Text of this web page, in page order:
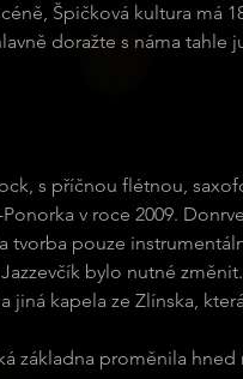
Špičková kultura má
doražte s náma
s příčnou flétnou,
v roce 2009.
tvorba pouze
bylo nutné
jiná kapela ze Zlínska,
základna proměnila